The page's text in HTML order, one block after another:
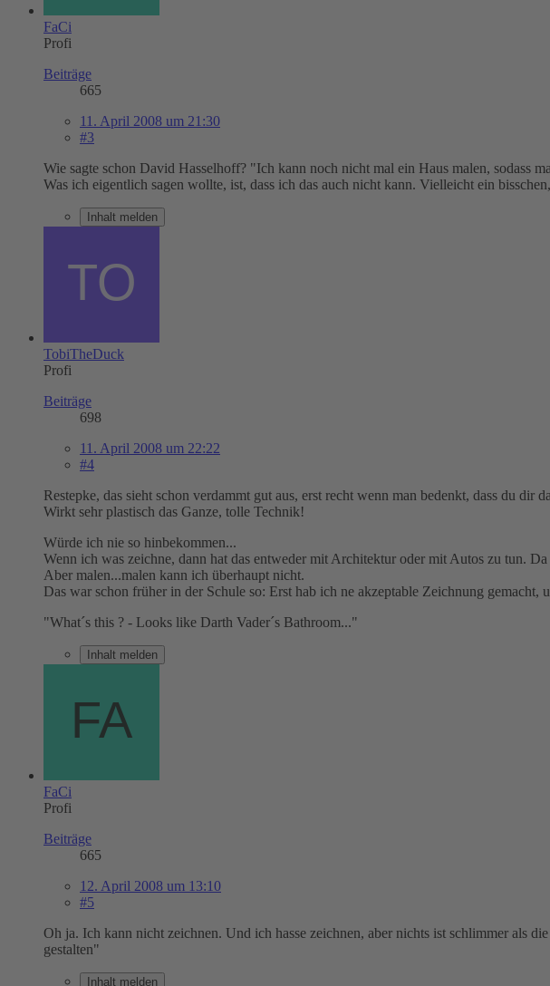
FaCi
Profi
Beiträge
665
11. April 2008 um 21:30
#3
Wie sagte schon David Hasselhoff? "Ich kann noch nicht mal ein Haus malen, sodass
Was ich eigentlich sagen wollte, ist, dass ich das auch nicht kann. Vielleicht ein
Inhalt melden
TobiTheDuck
Profi
Beiträge
698
11. April 2008 um 22:22
#4
Restepke, das sieht schon verdammt gut aus, erst recht wenn man bedenkt, dass du dir
Wirkt sehr plastisch das Ganze, tolle Technik!
Würde ich nie so hinbekommen...
Wenn ich was zeichne, dann hat das entweder mit Architektur oder mit Autos zu tun.
Aber malen...malen kann ich überhaupt nicht.
Das war schon früher in der Schule so: Erst hab ich ne akzeptable Zeichnung
"What´s this ? - Looks like Darth Vader´s Bathroom..."
Inhalt melden
FaCi
Profi
Beiträge
665
12. April 2008 um 13:10
#5
Oh ja. Ich kann nicht zeichnen. Und ich hasse zeichnen, aber nichts ist schlimmer als
gestalten"
Inhalt melden